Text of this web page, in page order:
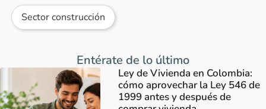
Sector construcción
Entérate de lo último
Ley de Vivienda en Colombia:
cómo aprovechar la Ley 546 de
1999 antes y después de